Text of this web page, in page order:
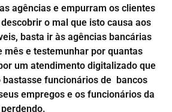
agências e empurram os clientes
o mal que isto causa aos
basta ir às agências bancárias
mês e testemunhar por quantas
um atendimento digitalizado que
bastasse funcionários de bancos
empregos e os funcionários da